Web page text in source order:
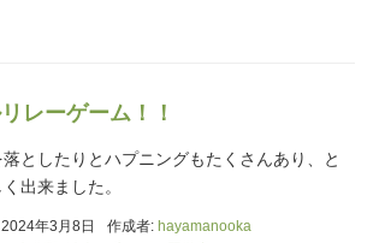
レーゲーム！！
としたりとハプニングもたくさんあり、と
出来ました。
年3月8日 作成者: hayamanooka